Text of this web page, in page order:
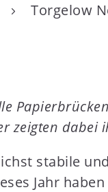
Torgelow
zeigten
stabile
Jahr